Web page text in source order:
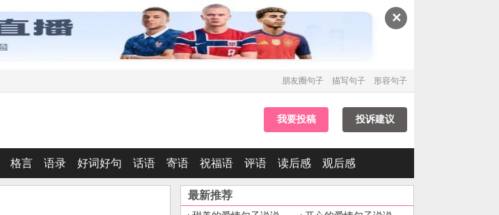
✕
形容句子
描写句子
朋友圈句子
我要投稿 投诉建议
格言 语录 好词好句 话语 寄语 祝福语 评语 读后感 观后感
最新推荐